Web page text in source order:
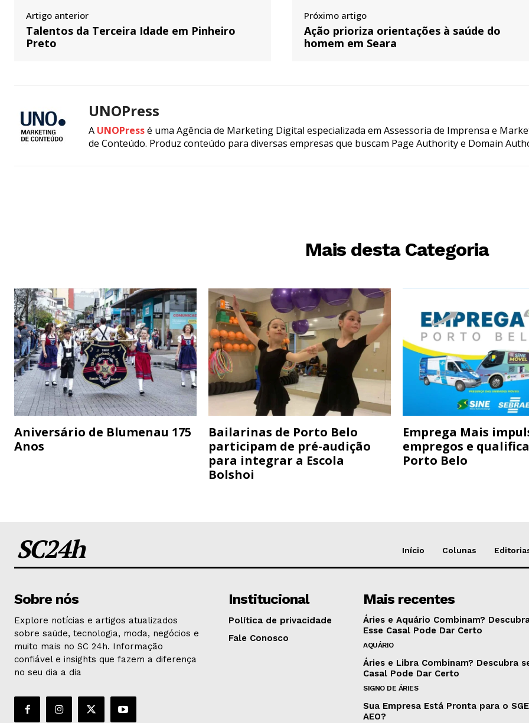
Artigo anterior
Talentos da Terceira Idade em Pinheiro
Preto
Próximo artigo
Ação prioriza orientações à saúde do
homem em Seara
UNOPress
A UNOPressé uma Agência de Marketing Digital especializada em Assessoria de Imprensa e
de Conteúdo. Produz conteúdo para diversas empresas que buscam Page Authority e Domain
Mais desta Categoria
Aniversário de Blumenau 175
Anos
Bailarinas de Porto Belo
participam de pré-audição
para integrar a Escola
Bolshoi
Emprega Mais
empregos e
Porto Belo
SC24h Início Colunas
Sobre nós
Explore notícias e artigos atualizados
sobre saúde, tecnologia, moda, negócios e
muito mais no SC 24h. Informação
confiável e insights que fazem a diferença
no seu dia a dia
Institucional
Política de privacidade
Fale Conosco
Mais recentes
Áries e Aquário Combinam?
Esse Casal Pode Dar Certo
AQUÁRIO
Áries e Libra Combinam? Descubra
Casal Pode Dar Certo
SIGNO DE ÁRIES
Sua Empresa Está Pronta para o
AEO?